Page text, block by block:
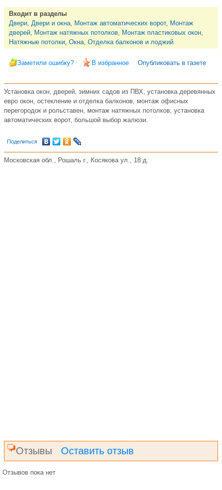
Входит в разделы
Двери, Двери и окна, Монтаж автоматических ворот, Монтаж
дверей, Монтаж натяжных потолков, Монтаж пластиковых окон,
Натяжные потолки, Окна, Отделка балконов и лоджий
Заметили ошибку? В избранное Опубликовать в газете
Установка окон, дверей, зимних садов из ПВХ, установка деревянных
евро окон, остекление и отделка балконов, монтаж офисных
перегородок и рольставен, монтаж натяжных потолков, установка
автоматических ворот, большой выбор жалюзи.
Поделиться
Московская обл., Рошаль г., Косякова ул., 18 д.
Отзывы Оставить отзыв
Отзывов пока нет